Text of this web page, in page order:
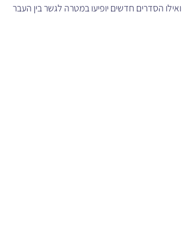
ואילו הסדרים חדשים יופיעו במטרה לגשר בין העבר